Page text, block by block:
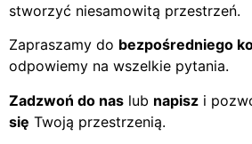
stworzyć niesamowitą przestrzeń.
Zapraszamy do bezpośredniego
odpowiemy na wszelkie pytania.
Zadzwoń do nas lub napisz i
się Twoją przestrzenią.